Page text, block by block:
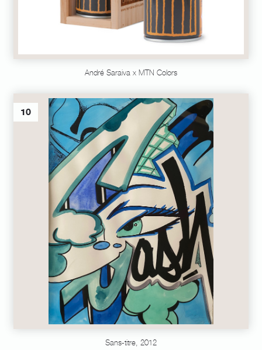
André Saraiva x MTN Colors
10
Sans-titre, 2012